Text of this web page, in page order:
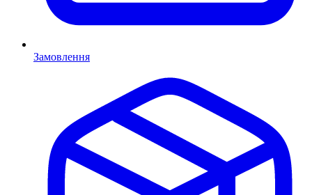
Замовлення